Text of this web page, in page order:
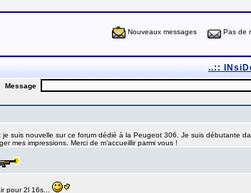
Nouveaux messages
Pas de
..::